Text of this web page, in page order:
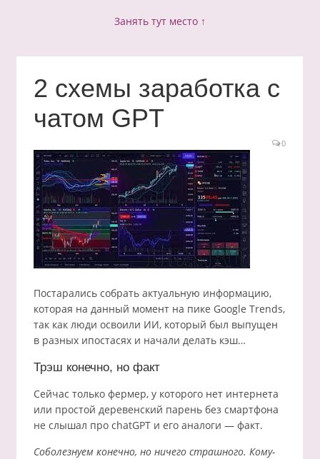
Занять тут место ↑
2 схемы заработка с
чатом GPT
0
Постарались собрать актуальную информацию,
которая на данный момент на пике Google Trends,
так как люди освоили ИИ, который был выпущен
в разных ипостасях и начали делать кэш…
Трэш конечно, но факт
Сейчас только фермер, у которого нет интернета
или простой деревенский парень без смартфона
не слышал про chatGPT и его аналоги — факт.
Соболезнуем конечно, но ничего страшного. Кому-